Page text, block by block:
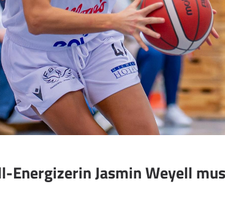
Energizerin Jasmin Weyell